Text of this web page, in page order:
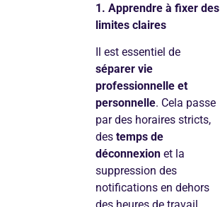
1. Apprendre à fixer des
limites claires
Il est essentiel de
séparer vie
professionnelle et
personnelle. Cela passe
par des horaires stricts,
des temps de
déconnexion et la
suppression des
notifications en dehors